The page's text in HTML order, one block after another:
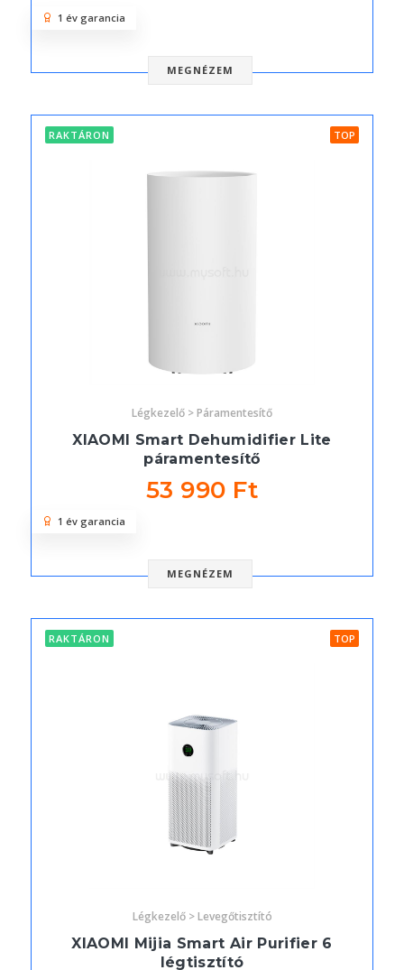
MEGNÉZEM
1 év garancia
RAKTÁRON TOP
Légkezelő > Páramentesítő
XIAOMI Smart Dehumidifier Lite
páramentesítő
53 990 Ft
MEGNÉZEM
1 év garancia
RAKTÁRON TOP
Légkezelő > Levegőtisztító
XIAOMI Mijia Smart Air Purifier 6
légtisztító